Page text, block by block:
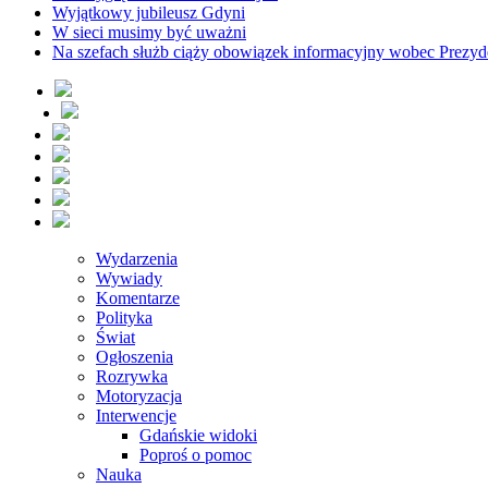
Wyjątkowy jubileusz Gdyni
W sieci musimy być uważni
Na szefach służb ciąży obowiązek informacyjny wobec
Wydarzenia
Wywiady
Komentarze
Polityka
Świat
Ogłoszenia
Rozrywka
Motoryzacja
Interwencje
Gdańskie widoki
Poproś o pomoc
Nauka